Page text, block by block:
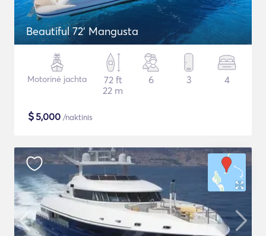
Beautiful 72' Mangusta
Motorinė jachta
72 ft
22 m
6 3 4
$5,000 /naktinis